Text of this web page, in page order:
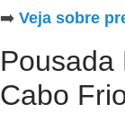
➡️ Veja sobre
Pousada
Cabo